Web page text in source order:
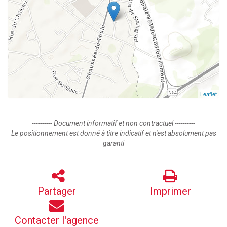
Leaflet
---------- Document informatif et non contractuel ----------
Le positionnement est donné à titre indicatif et n'est absolument pas
garanti
Partager Imprimer
Contacter l'agence